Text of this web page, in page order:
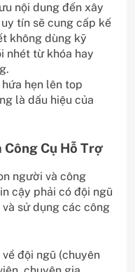
nội dung đến xây
tín sẽ cung cấp kế
không dùng kỹ
nhét từ khóa hay
hẹn lên top
là dấu hiệu của
Công Cụ Hỗ Trợ
người và công
cậy phải có đội ngũ
sử dụng các công
về đội ngũ (chuyên